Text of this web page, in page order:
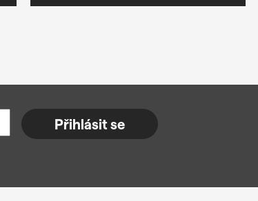
Přihlásit se